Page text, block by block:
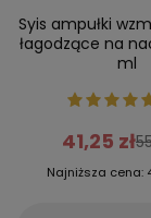
Syis ampułki
łagodzące na
ml
41,25 zł
Najniższa cena: